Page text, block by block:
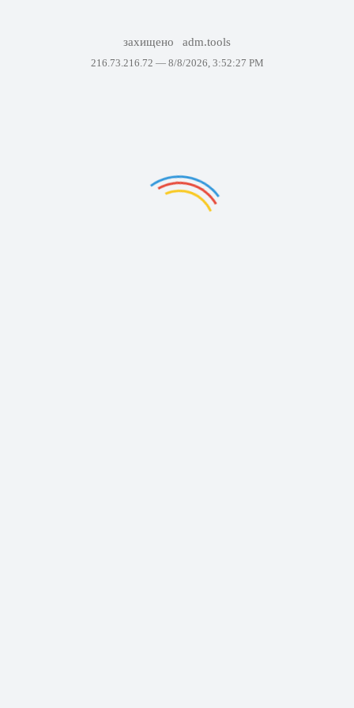
захищено adm.tools
216.73.216.72 — 8/8/2026, 3:52:27 PM